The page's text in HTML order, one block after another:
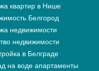
квартир в Нише
Белгород
недвижимости
недвижимости
в Белграде
на воде апартаменты